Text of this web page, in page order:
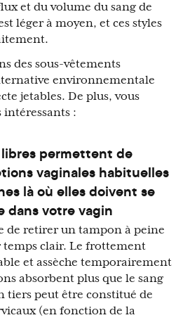
et du volume du sang de
léger à moyen, et ces styles
des sous-vêtements
environnementale
jetables. De plus, vous
intéressants :
libres permettent de
vaginales habituelles
là où elles doivent se
dans votre vagin
de retirer un tampon à peine
clair. Le frottement
et assèche temporairement
absorbent plus que le sang
peut être constitué de
(en fonction de la